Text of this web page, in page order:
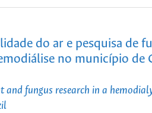
do ar e pesquisa de
no município de
and fungus research in a